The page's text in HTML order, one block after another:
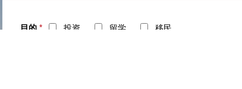
目的 * 投资 留学
移民